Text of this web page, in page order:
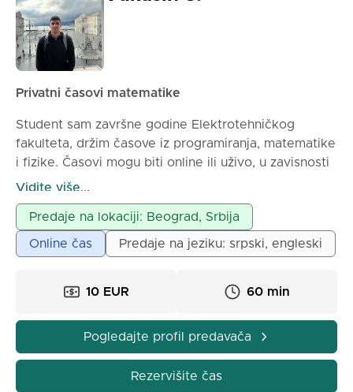
Privatni časovi matematike
Student sam završne godine Elektrotehničkog
fakulteta, držim časove iz programiranja, matematike
i fizike. Časovi mogu biti online ili uživo, u zavisnosti
od dogovora
Vidite više...
Predaje na lokaciji: Beograd, Srbija
Online čas Predaje na jeziku: srpski, engleski
10 EUR 60 min
Pogledajte profil predavača
Rezervišite čas